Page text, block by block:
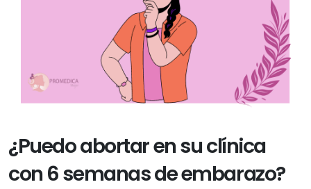
¿Puedo abortar en su clínica
con 6 semanas de embarazo?